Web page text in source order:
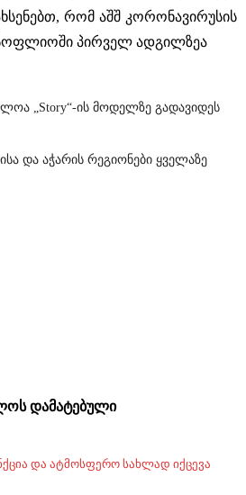
რომ აშშ კორონავირუსის
პირველ ადგილზეა
„Story“-ის მოდელზე გადავიდეს
და აჭარის რეგიონები ყველაზე
დამატებული
და ატმოსფერო სახლად იქცევა